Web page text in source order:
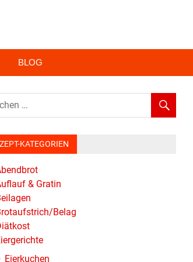
BLOG
KATEGORIEN
& Gratin
Belag
Eierkuchen